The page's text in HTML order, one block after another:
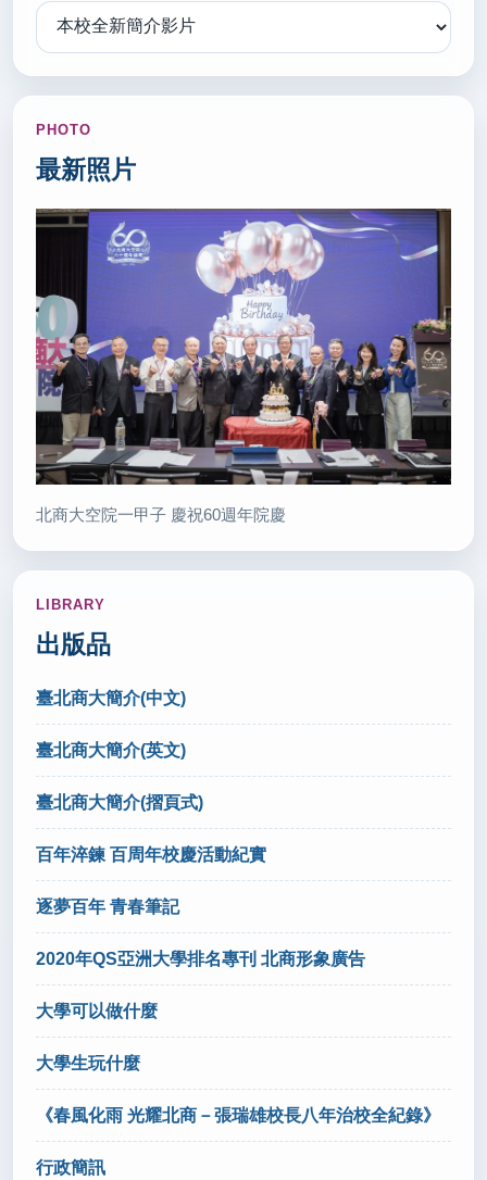
秘書室公關組
秘書室公關組
2026/06/16
北市技高逾80名額可直升頂尖科大 有望直攻碩士、
台積電就業(轉載自 聯合報 115.6.16)
秘書室公關組
2026/06/15
教部建在地網絡輔導教育實習生 3所師培大學試行(轉
載自 中央社 115.6.15)
秘書室公關組
新北設立定點臨托22處 多元友善托育解家長燃眉之
急(轉載自 中華日報 115.6.12)
秘書室公關組
2026/06/10
新北高中成果展 教育局：百位師生秀自主學習力(轉
載自 引新聞 115.6.10)
2026/06/09
北市「教育三箭」 國中小加碼發行政獎金、增300行
政專責人力(轉載自 聯合文教 115.6.9)
2026/06/08
115年高中特色招生考試分發入學(轉載自 國立教育廣
播電台 115.6.8)
秘書室公關組
2026/06/05
PHOTO
最新照片
北商大空院一甲子 慶祝60週年院慶
LIBRARY
出版品
臺北商大簡介(中文)
臺北商大簡介(英文)
臺北商大簡介(摺頁式)
百年淬鍊 百周年校慶活動紀實
逐夢百年 青春筆記
2020年QS亞洲大學排名專刊 北商形象廣告
大學可以做什麼
大學生玩什麼
《春風化雨 光耀北商－張瑞雄校長八年治校全紀錄》
行政簡訊